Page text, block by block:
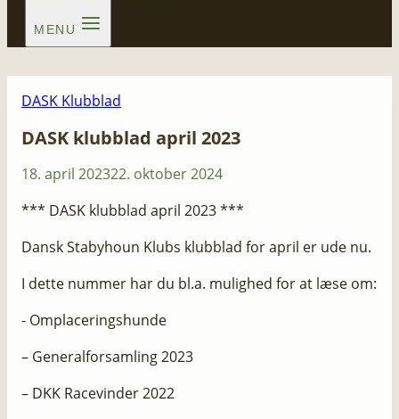
MENU
DASK Klubblad
DASK klubblad april 2023
18. april 202322. oktober 2024
​​*** DASK klubblad april 2023 ***
Dansk Stabyhoun Klubs klubblad for april er ude nu.
I dette nummer har du bl.a. mulighed for at læse om:
​- Omplaceringshunde
– Generalforsamling 2023
– DKK Racevinder 2022